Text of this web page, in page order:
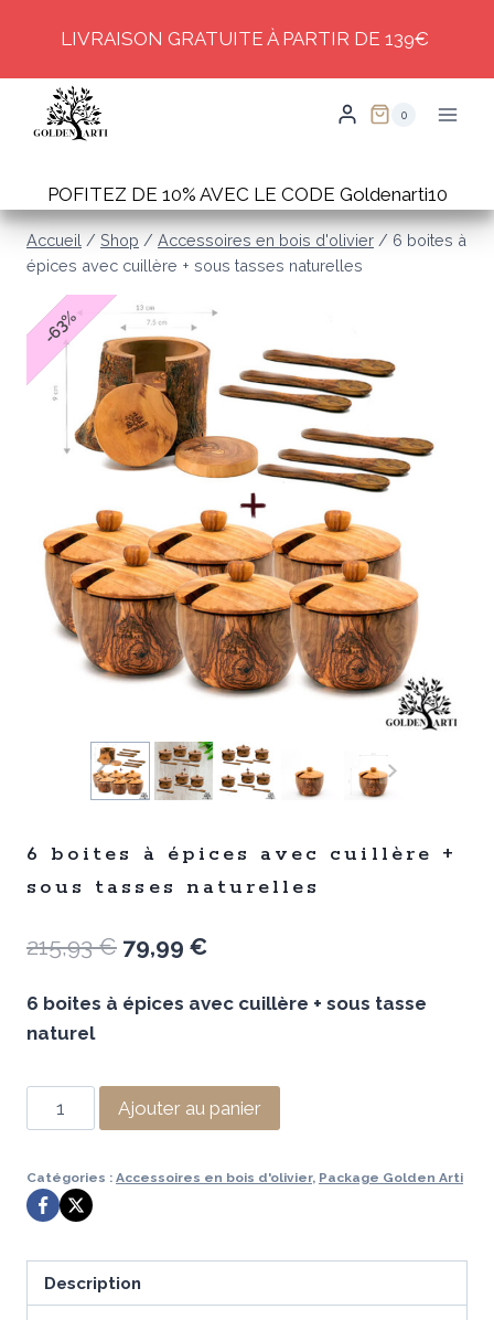
content
LIVRAISON GRATUITE À PARTIR DE 139€
0
POFITEZ DE 10% AVEC LE CODE Goldenarti10
Accueil / Shop / Accessoires en bois d'olivier / 6 boites à
épices avec cuillère + sous tasses naturelles
-
63
%
6 boites à épices avec cuillère +
sous tasses naturelles
215,93€ Le
initial
215,93 €.
79,99 €Le
79,99 €.
6 boites à épices avec cuillère + sous tasse
naturel
quantité
de
boites
à
avec
cuillère
Ajouter au panier
Catégories : Accessoires en bois d'olivier, Package Golden Arti
Description